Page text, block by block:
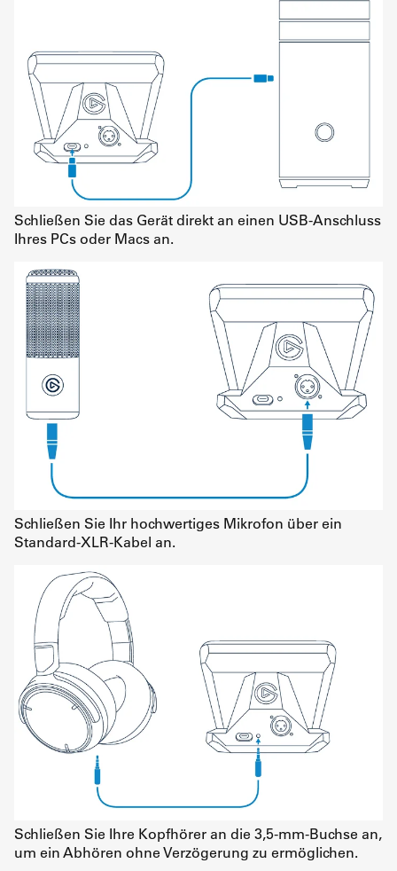
Schließen Sie das Gerät direkt an einen USB-Anschluss
Ihres PCs oder Macs an.
Schließen Sie Ihr hochwertiges Mikrofon über ein
Standard-XLR-Kabel an.
Schließen Sie Ihre Kopfhörer an die 3,5-mm-Buchse an,
um ein Abhören ohne Verzögerung zu ermöglichen.